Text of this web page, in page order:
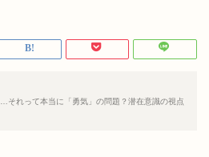
それって本当に「勇気」の問題？潜在意識の視点